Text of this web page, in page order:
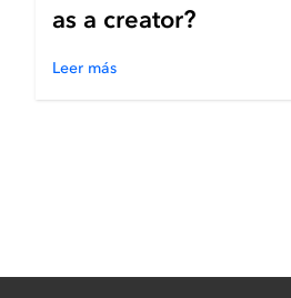
as a creator?
Leer más